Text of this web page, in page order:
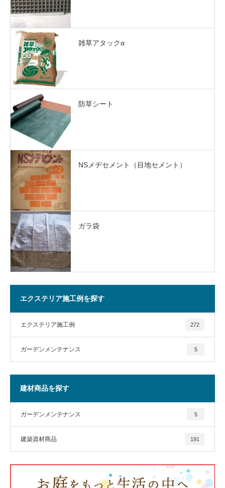
雑草アタックα
防草シート
NSメヂセメント（目地セメント）
ガラ袋
エクステリア施工例を探す
エクステリア施工例 272
ガーデンメンテナンス 5
建材商品を探す
ガーデンメンテナンス 5
建築資材商品 191